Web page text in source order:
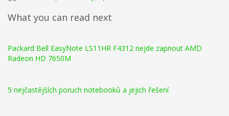
What you can read next
Packard Bell EasyNote LS11HR F4312 nejde zapnout AMD
Radeon HD 7650M
5 nejčastějších poruch notebooků a jejich řešení